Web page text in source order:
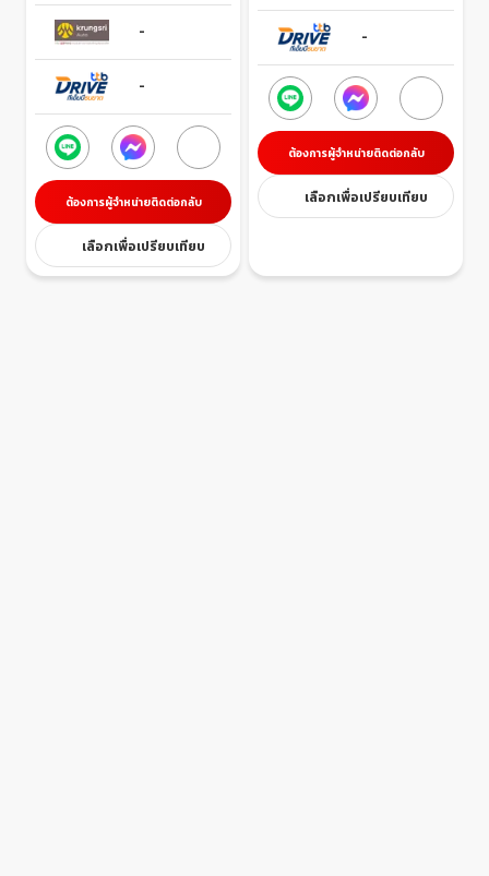
-
-
ต้องการผู้จำหน่ายติดต่อกลับ
เลือกเพื่อเปรียบเทียบ
-
ต้องการผู้จำหน่ายติดต่อกลับ
เลือกเพื่อเปรียบเทียบ